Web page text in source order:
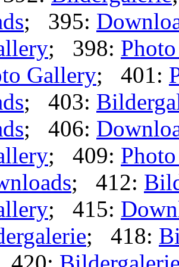
; 395:
; 398:
Gallery; 401:
; 403:
; 406:
; 409:
; 412:
; 415:
; 418: